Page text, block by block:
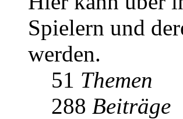
Spielern und
werden.
51 Themen
288 Beiträge